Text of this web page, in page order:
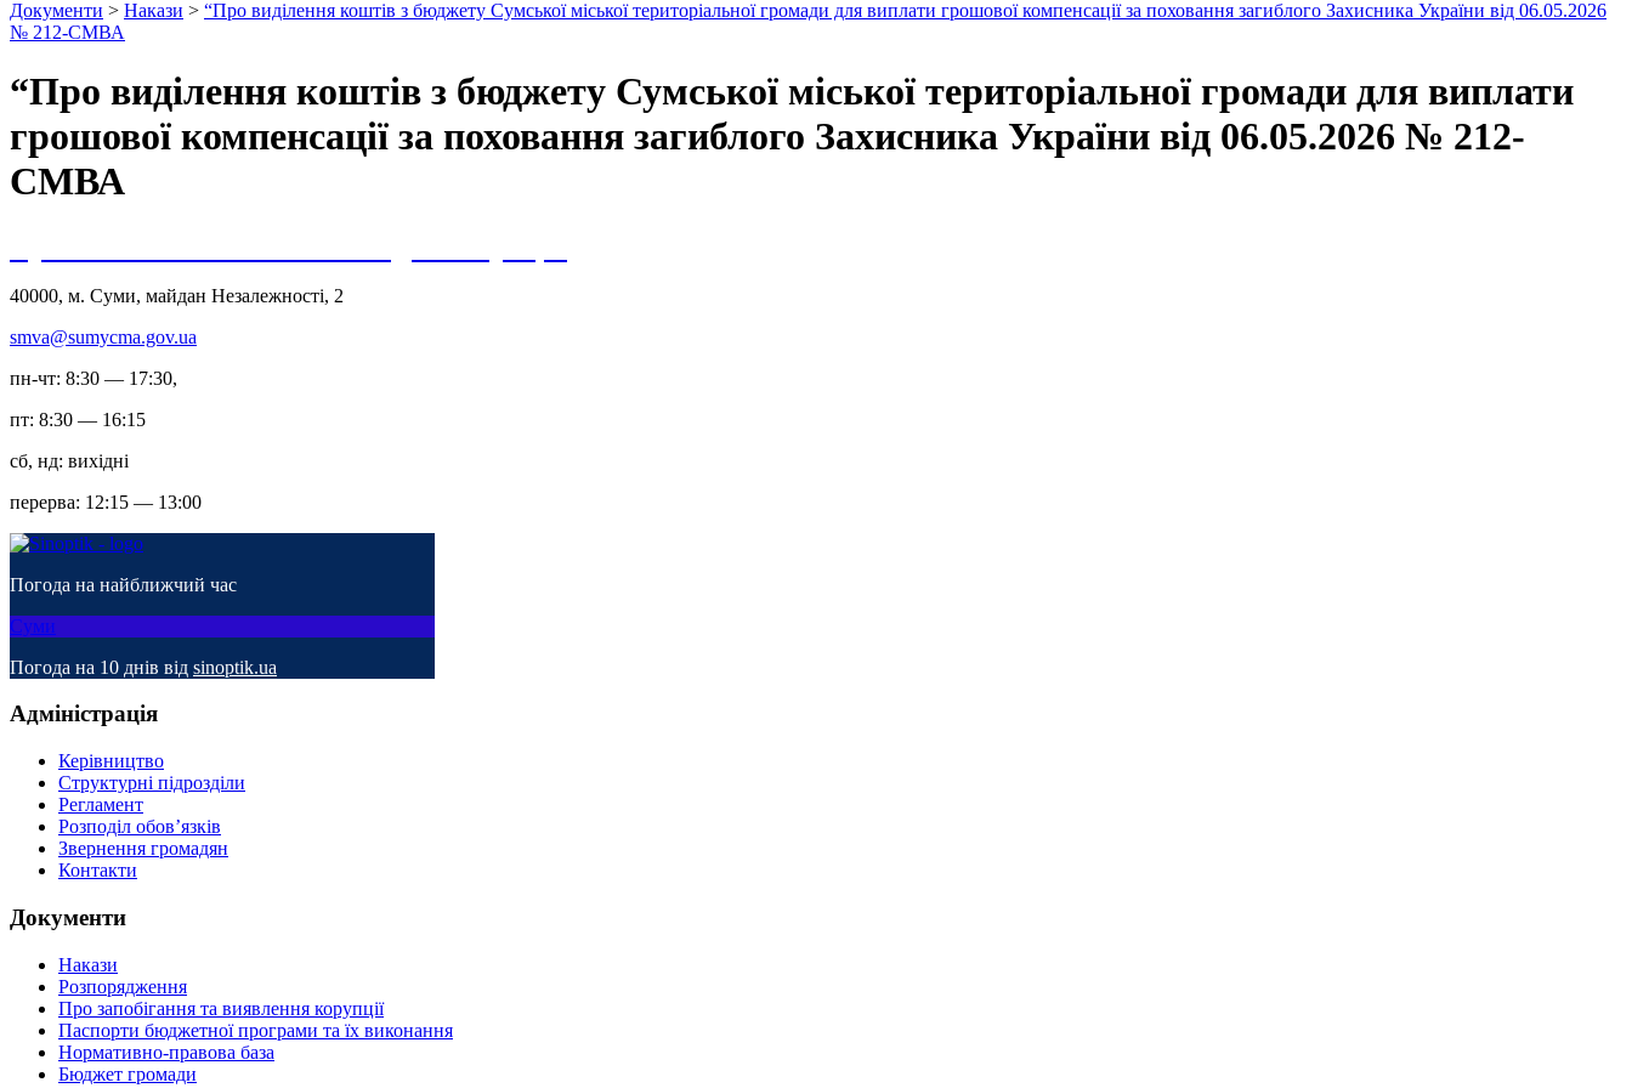
Документи > Накази > “Про виділення коштів з бюджету Сумської міської територіальної громади для виплати грошової компенсації за поховання загиблого Захисника України від 06.05.2026
№ 212-СМВА
“Про виділення коштів з бюджету Сумської міської територіальної громади для виплати
грошової компенсації за поховання загиблого Захисника України від 06.05.2026 № 212-
СМВА
40000, м. Суми, майдан Незалежності, 2
smva@sumycma.gov.ua
пн-чт: 8:30 — 17:30,
пт: 8:30 — 16:15
сб, нд: вихідні
перерва: 12:15 — 13:00
Погода на найближчий час
Суми
Погода на 10 днів від sinoptik.ua
Адміністрація
Керівництво
Структурні підрозділи
Регламент
Розподіл обов’язків
Звернення громадян
Контакти
Документи
Накази
Розпорядження
Про запобігання та виявлення корупції
Паспорти бюджетної програми та їх виконання
Нормативно-правова база
Бюджет громади